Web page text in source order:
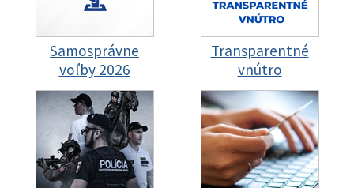
Samosprávne
voľby 2026
Transparentné
vnútro